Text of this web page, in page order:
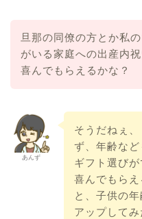
旦那の同僚の方とか私
がいる家庭への出産内
喜んでもらえるかな？
あんず
そうだねぇ
ず、年齢な
ギフト選び
喜んでもら
と、子供の
アップして